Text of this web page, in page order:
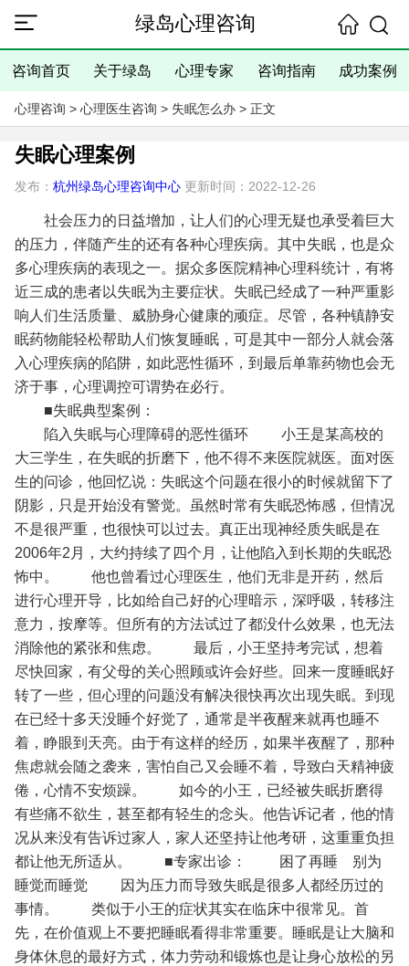
绿岛心理咨询
咨询首页 关于绿岛 心理专家 咨询指南 成功案例
心理咨询 > 心理医生咨询 > 失眠怎么办> 正文
失眠心理案例
发布： 杭州绿岛心理咨询中心更新时间：2022-12-26
社会压力的日益增加，让人们的心理无疑也承受着巨大
的压力，伴随产生的还有各种心理疾病。其中失眠，也是众
多心理疾病的表现之一。据众多医院精神心理科统计，有将
近三成的患者以失眠为主要症状。失眠已经成了一种严重影
响人们生活质量、威胁身心健康的顽症。尽管，各种镇静安
眠药物能轻松帮助人们恢复睡眠，可是其中一部分人就会落
入心理疾病的陷阱，如此恶性循环，到最后单靠药物也会无
济于事，心理调控可谓势在必行。
■失眠典型案例：
陷入失眠与心理障碍的恶性循环小王是某高校的
大三学生，在失眠的折磨下，他不得不来医院就医。面对医
生的问诊，他回忆说：失眠这个问题在很小的时候就留下了
阴影，只是开始没有警觉。虽然时常有失眠恐怖感，但情况
不是很严重，也很快可以过去。真正出现神经质失眠是在
2006年2月，大约持续了四个月，让他陷入到长期的失眠恐
怖中。
他也曾看过心理医生，他们无非是开药，然后
进行心理开导，比如给自己好的心理暗示，深呼吸，转移注
意力，按摩等。但所有的方法试过了都没什么效果，也无法
消除他的紧张和焦虑。
最后，小王坚持考完试，想着
尽快回家，有父母的关心照顾或许会好些。回来一度睡眠好
转了一些，但心理的问题没有解决很快再次出现失眠。到现
在已经十多天没睡个好觉了，通常是半夜醒来就再也睡不
着，睁眼到天亮。由于有这样的经历，如果半夜醒了，那种
焦虑就会随之袭来，害怕自己又会睡不着，导致白天精神疲
倦，心情不安烦躁。
如今的小王，已经被失眠折磨得
有些痛不欲生，甚至都有轻生的念头。他告诉记者，他的情
况从来没有告诉过家人，家人还坚持让他考研，这重重负担
都让他无所适从。
■专家出诊：
困了再睡 别为
睡觉而睡觉因为压力而导致失眠是很多人都经历过的
事情。
类似于小王的症状其实在临床中很常见。首
先，在价值观上不要把睡眠看得非常重要。睡眠是让大脑和
身体休息的最好方式，体力劳动和锻炼也是让身心放松的另